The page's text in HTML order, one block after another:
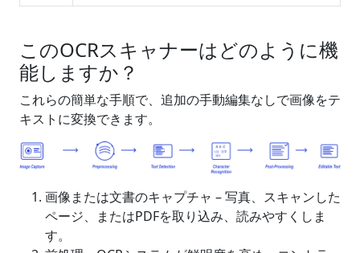
このOCRスキャナーはどのように機
能しますか？
これらの簡単な手順で、追加の手動編集なしで画像をテ
キストに変換できます。
画像または文書のキャプチャ – 写真、スキャンした
ページ、またはPDFを取り込み、読みやすくしま
す。